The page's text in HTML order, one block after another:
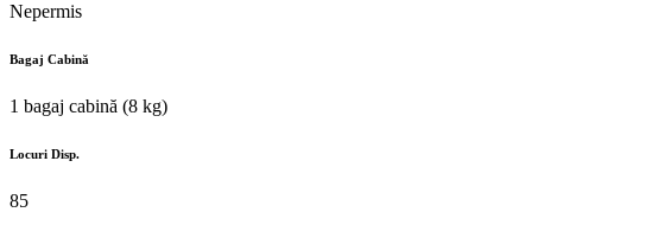
Nepermis
Bagaj Cabină
1 bagaj cabină (8 kg)
Locuri Disp.
85